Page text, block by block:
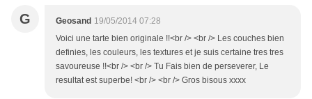
G Geosand 19/05/2014 07:28
Voici une tarte bien originale !!<br /> <br /> Les couches bien
definies, les couleurs, les textures et je suis certaine tres tres
savoureuse !!<br /> <br /> Tu Fais bien de perseverer, Le
resultat est superbe! <br /> <br /> Gros bisous xxxx